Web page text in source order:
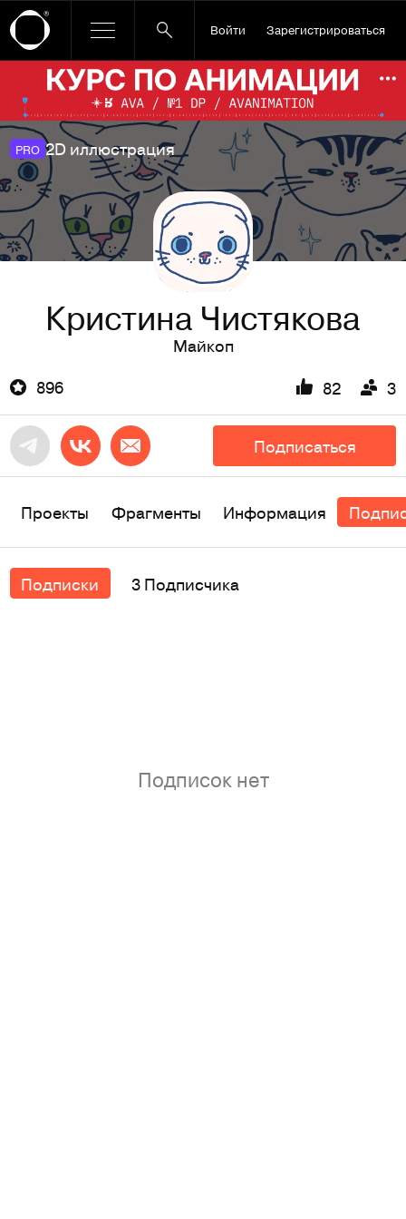
Войти Зарегистрироваться
Ссылка баннера
PRO 2D иллюстрация
Кристина Чистякова
Майкоп
896
82 3
Подписаться
Проекты Фрагменты Информация
Подписки 3 Подписчика
Подписок нет